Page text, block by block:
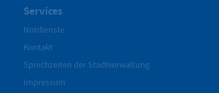
Services
Notdienste
Kontakt
Sprechzeiten der Stadtverwaltung
Impressum